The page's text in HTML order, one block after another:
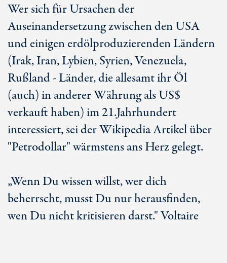
Wer sich für Ursachen der
Auseinandersetzung zwischen den USA
und einigen erdölproduzierenden Ländern
(Irak, Iran, Lybien, Syrien, Venezuela,
Rußland - Länder, die allesamt ihr Öl
(auch) in anderer Währung als US$
verkauft haben) im 21.Jahrhundert
interessiert, sei der Wikipedia Artikel über
"Petrodollar" wärmstens ans Herz gelegt.
„Wenn Du wissen willst, wer dich
beherrscht, musst Du nur herausfinden,
wen Du nicht kritisieren darst." Voltaire